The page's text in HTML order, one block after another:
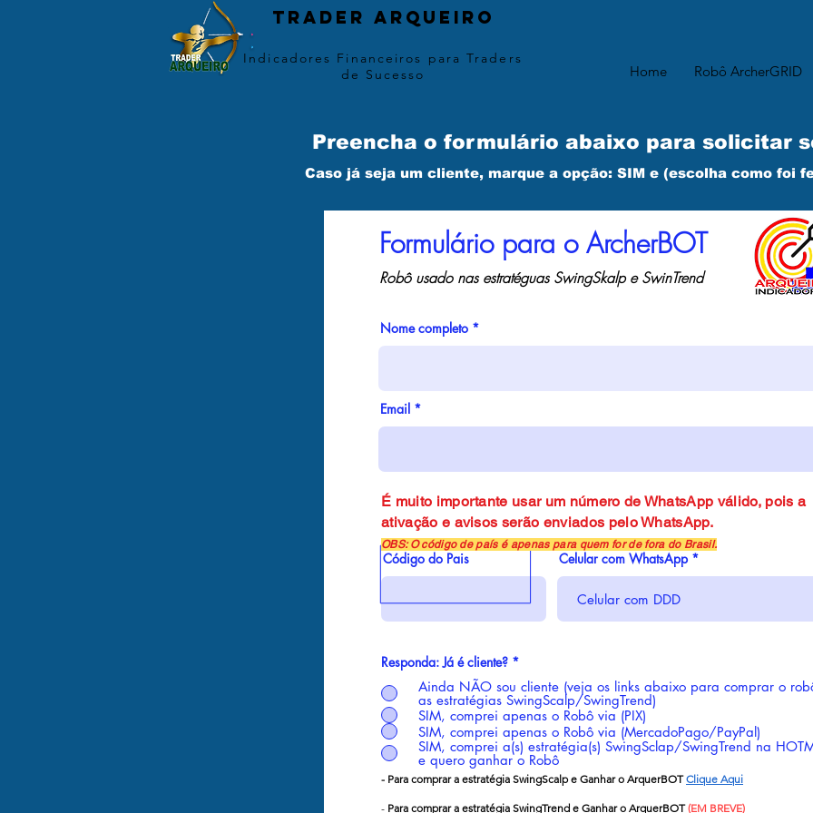
Trader arqueiro
Indicadores Financeiros para Traders
de Sucesso
Home Robô ArcherGRID
Preencha o formulário abaixo para solicitar
Caso já seja um cliente, marque a opção: SIM e (escolha como foi
Formulário para o ArcherBOT
Robô usado nas estratéguas SwingSkalp e SwinTrend
Nome completo
Email
Celular com WhatsApp
Código do Pais
É muito importante usar um número de WhatsApp válido, pois a
ativação e avisos serão enviados pelo WhatsApp.
OBS: Ocódigo de país é apenas para quem for de fora do Brasil.
Responda: Já é cliente? *
Ainda NÃO sou cliente (veja os links abaixo para comprar o
as estratégias SwingScalp/SwingTrend)
SIM, comprei apenas o Robô via (PIX)
SIM, comprei apenas o Robô via (MercadoPago/PayPal)
SIM, comprei a(s) estratégia(s) SwingSclap/SwingTrend na
e quero ganhar o Robô
- Para comprar a estratégia SwingScalp e Ganhar o ArquerBOT Clique Aqui
- Para comprar a estratégia SwingTrend e Ganhar o ArquerBOT(EM BREVE)